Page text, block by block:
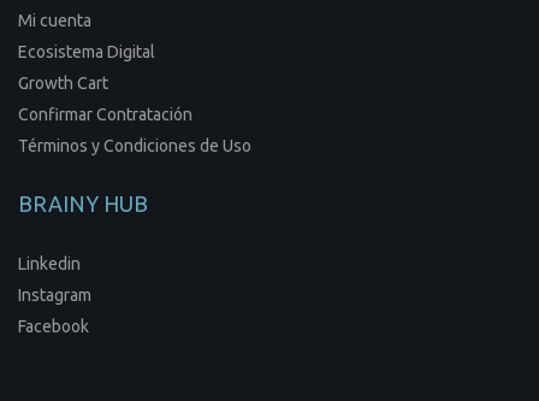
Mi cuenta
Ecosistema Digital
Growth Cart
Confirmar Contratación
Términos y Condiciones de Uso
BRAINY HUB
Linkedin
Instagram
Facebook